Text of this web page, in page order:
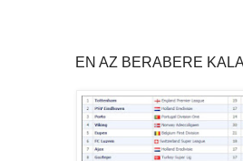
EN AZ BERABERE